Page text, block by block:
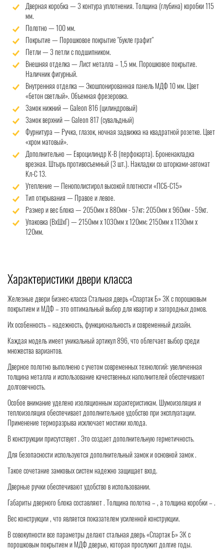
Дверная коробка — 3 контура уплотнения. Толщина (глубина) коробки 115
мм.
Полотно — 100 мм.
Покрытие — Порошковое покрытие "букле графит"
Петли — 3 петли с подшипником.
Внешняя отделка — Лист металла – 1,5 мм. Порошковое покрытие.
Наличник фигурный.
Внутренняя отделка — Экошпонированная панель МДФ 10 мм. Цвет
«бетон светлый». Объемная фрезеровка.
Замок нижний — Galeon 816 (цилиндровый)
Замок верхний — Galeon 817 (сувальдный)
Фурнитура — Ручка, глазок, ночная задвижка на квадратной розетке. Цвет
«хром матовый».
Дополнительно — Евроцилиндр К-В (перфокарта). Броненакладка
врезная. Штырь противосъемный (3 шт.). Накладки со шторками-автомат
Кл-С 13.
Утепление — Пенополистирол высокой плотности «ПСБ-С15»
Тип открывания — Правое и левое.
Размер и вес блока — 2050мм х 880мм - 57кг; 2050мм х 960мм - 59кг.
Упаковка (ВхШхГ) — 2150мм х 1030мм х 120мм; 2150мм х 1130мм х
120мм.
Характеристики двери класса
Железные двери бизнес-класса Стальная дверь «Спартак Б» 3К с порошковым
покрытием и МДФ – это оптимальный выбор для квартир и загородных домов.
Их особенность – надежность, функциональность и современный дизайн.
Каждая модель имеет уникальный артикул 896, что облегчает выбор среди
множества вариантов.
Дверное полотно выполнено с учетом современных технологий: увеличенная
толщина металла и использование качественных наполнителей обеспечивают
долговечность.
Особое внимание уделено изоляционным характеристикам. Шумоизоляция и
теплоизоляция обеспечивает дополнительное удобство при эксплуатации.
Применение терморазрыва исключает мостики холода.
В конструкции присутствует . Это создает дополнительную герметичность.
Для безопасности используются дополнительный замок и основной замок .
Такое сочетание замковых систем надежно защищает вход.
Дверные ручки обеспечивают удобство в использовании.
Габариты дверного блока составляют . Толщина полотна – , а толщина коробки – .
Вес конструкции , что является показателем усиленной конструкции.
В совокупности все параметры делают стальная дверь «Спартак Б» 3К с
порошковым покрытием и МДФ дверью, которая прослужит долгие годы.